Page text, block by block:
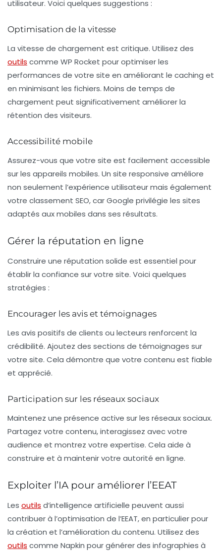
utilisateur. Voici quelques suggestions :
Optimisation de la vitesse
La vitesse de chargement est critique. Utilisez des
outils comme WP Rocket pour optimiser les
performances de votre site en améliorant le caching et
en minimisant les fichiers. Moins de temps de
chargement peut significativement améliorer la
rétention des visiteurs.
Accessibilité mobile
Assurez-vous que votre site est facilement accessible
sur les appareils mobiles. Un site responsive améliore
non seulement l’expérience utilisateur mais également
votre classement SEO, car Google privilégie les sites
adaptés aux mobiles dans ses résultats.
Gérer la réputation en ligne
Construire une réputation solide est essentiel pour
établir la confiance sur votre site. Voici quelques
stratégies :
Encourager les avis et témoignages
Les avis positifs de clients ou lecteurs renforcent la
crédibilité. Ajoutez des sections de témoignages sur
votre site. Cela démontre que votre contenu est fiable
et apprécié.
Participation sur les réseaux sociaux
Maintenez une présence active sur les réseaux sociaux.
Partagez votre contenu, interagissez avec votre
audience et montrez votre expertise. Cela aide à
construire et à maintenir votre autorité en ligne.
Exploiter l’IA pour améliorer l’EEAT
Les outils d’intelligence artificielle peuvent aussi
contribuer à l’optimisation de l’EEAT, en particulier pour
la création et l’amélioration du contenu. Utilisez des
outils comme Napkin pour générer des infographies à